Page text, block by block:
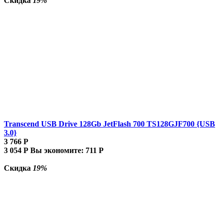
Transcend USB Drive 128Gb JetFlash 700 TS128GJF700 {USB
3.0}
3 766 Р
3 054 Р Вы экономите: 711 Р
Скидка 19%